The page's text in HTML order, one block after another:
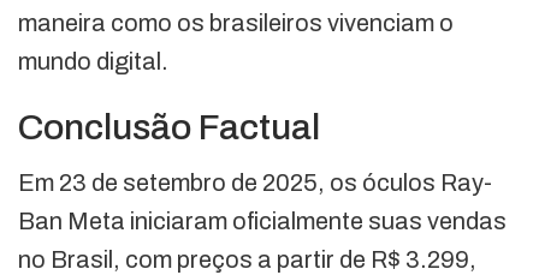
maneira como os brasileiros vivenciam o
mundo digital.
Conclusão Factual
Em 23 de setembro de 2025, os óculos Ray-
Ban Meta iniciaram oficialmente suas vendas
no Brasil, com preços a partir de R$ 3.299,